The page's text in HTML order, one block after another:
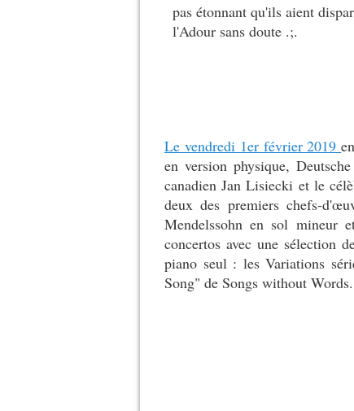
pas étonnant qu'ils aient
l'Adour sans doute .;.
Le vendredi 1er février 2019
en version physique,
canadien Jan Lisiecki et le
deux des premiers chefs-
Mendelssohn en sol mineur
concertos avec une sélection
piano seul : les Variations
Song" de Songs without Words.